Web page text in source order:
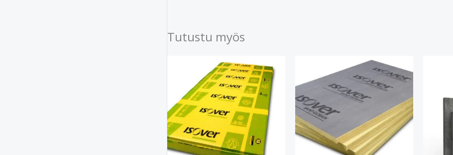
Tutustu myös